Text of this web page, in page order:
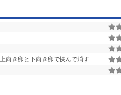
向き卵と下向き卵で挟んで消す